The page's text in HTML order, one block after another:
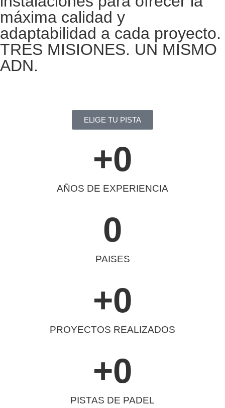
máxima calidad y
adaptabilidad a cada proyecto.
TRES MISIONES. UN MISMO
ADN.
ELIGE TU PISTA
AÑOS DE EXPERIENCIA
+0
PAISES
0
PROYECTOS REALIZADOS
+0
PISTAS DE PADEL
+0